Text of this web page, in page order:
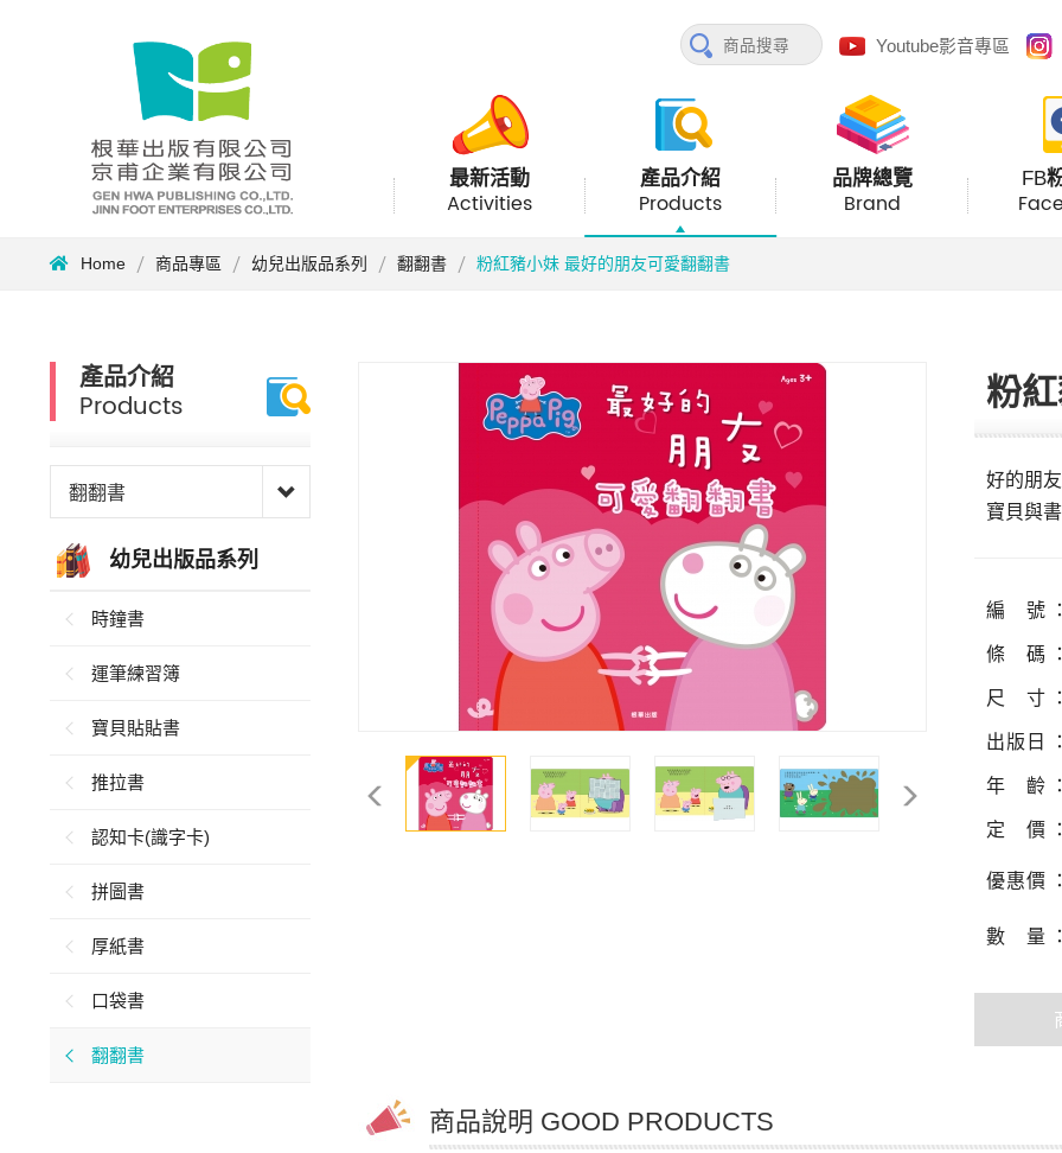
Youtube影音專區
最新活動
Activities
產品介紹
Products
品牌總覽
Brand
FB
Home 商品專區 幼兒出版品系列 翻翻書 粉紅豬小妹 最好的朋友可愛翻翻書
產品介紹
Products
翻翻書
幼兒出版品系列
時鐘書
運筆練習簿
寶貝貼貼書
推拉書
認知卡(識字卡)
拼圖書
厚紙書
口袋書
翻翻書
粉
好的朋
寶貝與
編 號
條 碼
尺 寸
出版 日
年 齡
定 價
優惠價
數 量
商品說明 GOOD PRODUCTS